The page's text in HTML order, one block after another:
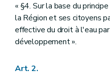
« §4. Sur la base du
la Région et ses citoyens
effective du droit à l'eau
développement ».
Art. 2.